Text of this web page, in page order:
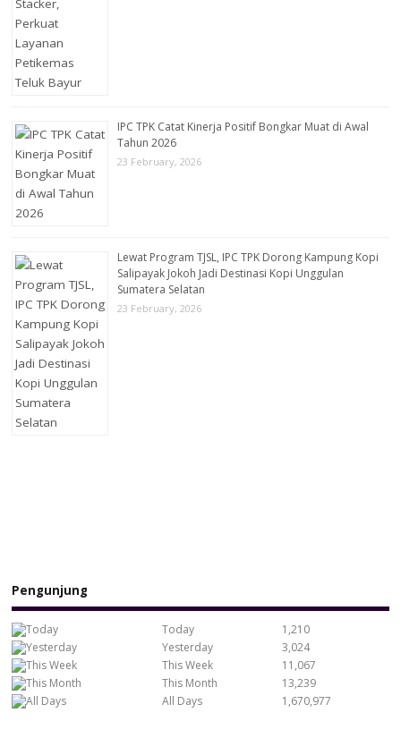
IPC TPK Catat Kinerja Positif Bongkar Muat di Awal
Tahun 2026
23 February, 2026
Lewat Program TJSL, IPC TPK Dorong Kampung Kopi
Salipayak Jokoh Jadi Destinasi Kopi Unggulan
Sumatera Selatan
23 February, 2026
Pengunjung
Today
1,210
Yesterday
3,024
This Week
11,067
This Month
13,239
All Days
1,670,977